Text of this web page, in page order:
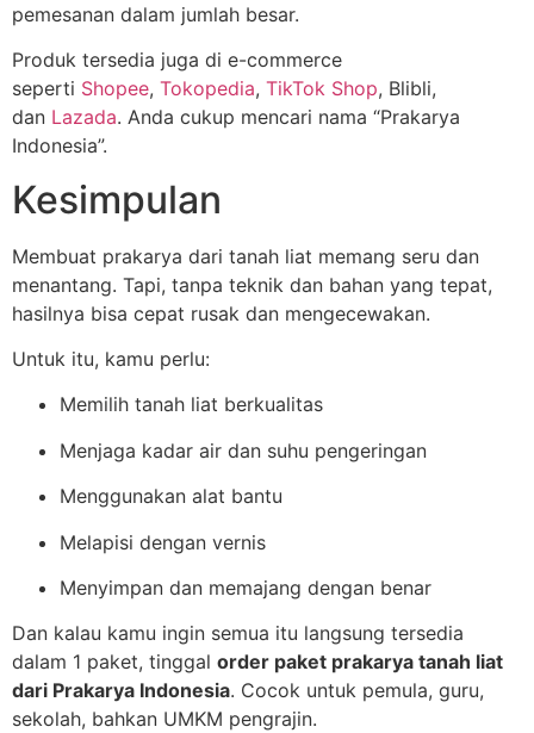
pemesanan dalam jumlah besar.
Produk tersedia juga di e-commerce
seperti Shopee, Tokopedia, TikTok Shop, Blibli,
dan Lazada. Anda cukup mencari nama “Prakarya
Indonesia”.
Kesimpulan
Membuat prakarya dari tanah liat memang seru dan
menantang. Tapi, tanpa teknik dan bahan yang tepat,
hasilnya bisa cepat rusak dan mengecewakan.
Untuk itu, kamu perlu:
Memilih tanah liat berkualitas
Menjaga kadar air dan suhu pengeringan
Menggunakan alat bantu
Melapisi dengan vernis
Menyimpan dan memajang dengan benar
Dan kalau kamu ingin semua itu langsung tersedia
dalam 1 paket, tinggal order paket prakarya tanah liat
dari Prakarya Indonesia. Cocok untuk pemula, guru,
sekolah, bahkan UMKM pengrajin.